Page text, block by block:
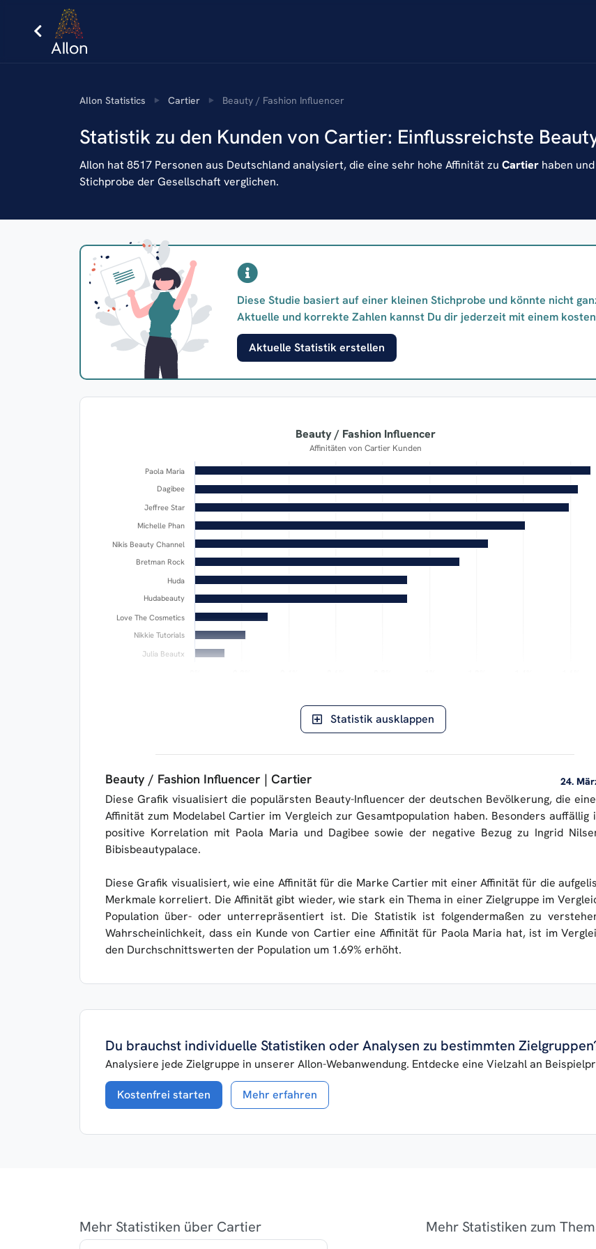
AIlon Statistics Cartier Beauty / Fashion Influencer
Statistik zu den Kunden von Cartier: Einflussreichste
AIlon hat 8517 Personen aus Deutschland analysiert, die eine sehr hohe Affinität zu Cartier haben
Stichprobe der Gesellschaft verglichen.
Diese Studie basiert auf einer kleinen Stichprobe und könnte nicht
Aktuelle und korrekte Zahlen kannst Du dir jederzeit mit einem
Aktuelle Statistik erstellen
Beauty / Fashion Influencer
Affinitäten von Cartier Kunden
Paola Maria
Dagibee
Jeffree Star
Michelle Phan
Nikis Beauty Channel
Bretman Rock
Huda
Hudabeauty
Love The Cosmetics
Nikkie Tutorials
Julia Beautx
Statistik ausklappen
Beauty / Fashion Influencer | Cartier 24.
Diese Grafik visualisiert die populärsten Beauty-Influencer der deutschen Bevölkerung, die
Affinität zum Modelabel Cartier im Vergleich zur Gesamtpopulation haben. Besonders auffällig
positive Korrelation mit Paola Maria und Dagibee sowie der negative Bezug zu Ingrid
Bibisbeautypalace.
Diese Grafik visualisiert, wie eine Affinität für die Marke Cartier mit einer Affinität für die
Merkmale korreliert. Die Affinität gibt wieder, wie stark ein Thema in einer Zielgruppe im
Population über- oder unterrepräsentiert ist. Die Statistik ist folgendermaßen zu
Wahrscheinlichkeit, dass ein Kunde von Cartier eine Affinität für Paola Maria hat, ist im
den Durchschnittswerten der Population um 1.69% erhöht.
Du brauchst individuelle Statistiken oder Analysen zu bestimmten
Analysiere jede Zielgruppe in unserer AIlon-Webanwendung. Entdecke eine Vielzahl an
Kostenfrei starten Mehr erfahren
Mehr Statistiken über Cartier Mehr Statistiken zum